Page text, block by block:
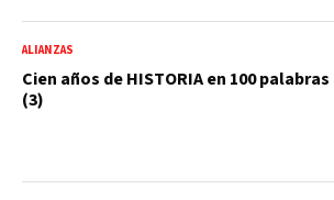
ALIANZAS
Cien años de HISTORIA en 100 palabras
(3)